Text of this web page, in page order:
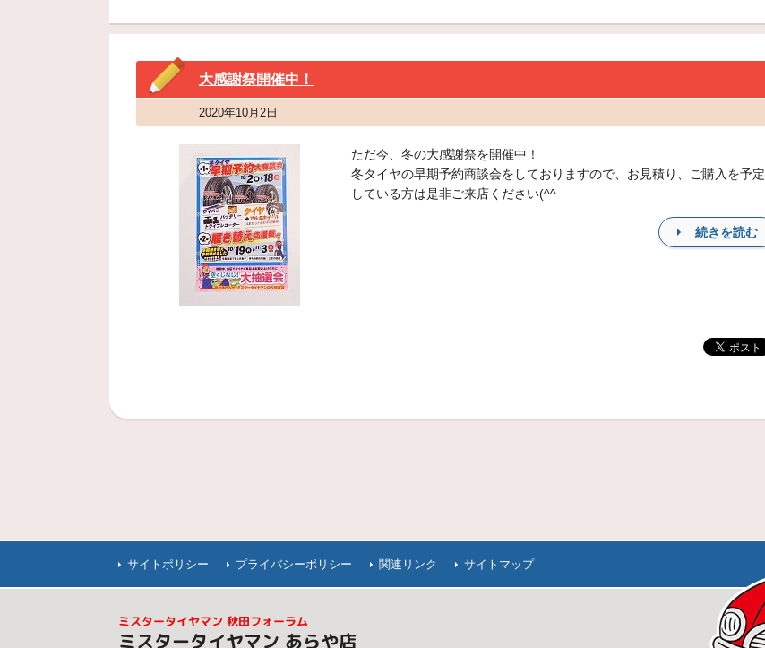
大感謝祭開催中！
2020年10月2日
ただ今、冬の大感謝祭を開催中！
冬タイヤの早期予約商談会をしておりますので、お見積り、ご購入を予定
している方は是非ご来店ください(^^
続きを読む
サイトポリシー プライバシーポリシー 関連リンク サイトマップ
ミスタータイヤマン 秋田フォーラム
ミスタータイヤマン あらや店